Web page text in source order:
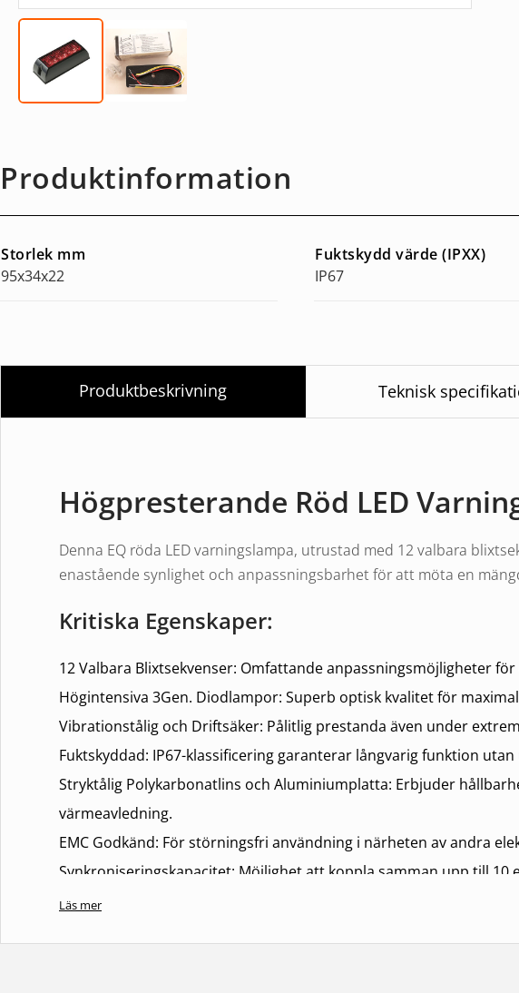
Produktinformation
Storlek mm
95x34x22
Fuktskydd värde (IPXX)
IP67
Produktbeskrivning Teknisk
Högpresterande Röd LED
Denna EQ röda LED varningslampa, utrustad med 12 valbara
enastående synlighet och anpassningsbarhet för att möta en
Kritiska Egenskaper:
12 Valbara Blixtsekvenser: Omfattande anpassningsmöjligheter
Högintensiva 3Gen. Diodlampor: Superb optisk kvalitet för
Vibrationstålig och Driftsäker: Pålitlig prestanda även under
Fuktskyddad: IP67-klassificering garanterar långvarig funktion
Stryktålig Polykarbonatlins och Aluminiumplatta: Erbjuder
värmeavledning.
EMC Godkänd: För störningsfri användning i närheten av andra
Synkroniseringskapacitet: Möjlighet att koppla samman upp till 10
varningssignaler.
Läs mer